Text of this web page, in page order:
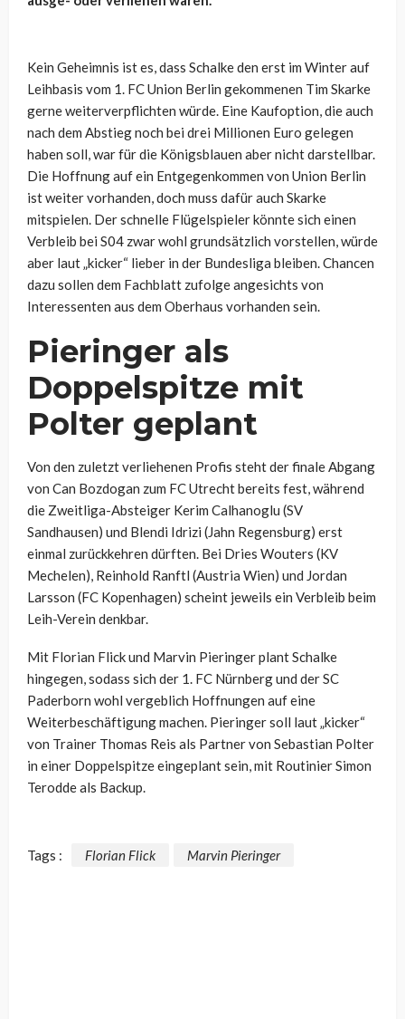
Kein Geheimnis ist es, dass Schalke den erst im Winter auf
Leihbasis vom 1. FC Union Berlin gekommenen Tim Skarke
gerne weiterverpflichten würde. Eine Kaufoption, die auch
nach dem Abstieg noch bei drei Millionen Euro gelegen
haben soll, war für die Königsblauen aber nicht darstellbar.
Die Hoffnung auf ein Entgegenkommen von Union Berlin
ist weiter vorhanden, doch muss dafür auch Skarke
mitspielen. Der schnelle Flügelspieler könnte sich einen
Verbleib bei S04 zwar wohl grundsätzlich vorstellen, würde
aber laut „kicker“ lieber in der Bundesliga bleiben. Chancen
dazu sollen dem Fachblatt zufolge angesichts von
Interessenten aus dem Oberhaus vorhanden sein.
Pieringer als
Doppelspitze mit
Polter geplant
Von den zuletzt verliehenen Profis steht der finale Abgang
von Can Bozdogan zum FC Utrecht bereits fest, während
die Zweitliga-Absteiger Kerim Calhanoglu (SV
Sandhausen) und Blendi Idrizi (Jahn Regensburg) erst
einmal zurückkehren dürften. Bei Dries Wouters (KV
Mechelen), Reinhold Ranftl (Austria Wien) und Jordan
Larsson (FC Kopenhagen) scheint jeweils ein Verbleib beim
Leih-Verein denkbar.
Mit Florian Flick und Marvin Pieringer plant Schalke
hingegen, sodass sich der 1. FC Nürnberg und der SC
Paderborn wohl vergeblich Hoffnungen auf eine
Weiterbeschäftigung machen. Pieringer soll laut „kicker“
von Trainer Thomas Reis als Partner von Sebastian Polter
in einer Doppelspitze eingeplant sein, mit Routinier Simon
Terodde als Backup.
Tags : Florian Flick Marvin Pieringer